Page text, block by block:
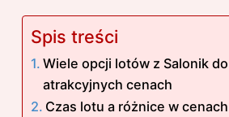
Spis treści
Wiele opcji lotów z Salonik
atrakcyjnych cenach
Czas lotu a różnice w